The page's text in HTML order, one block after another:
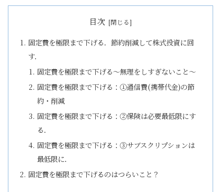
目次
固定費を極限まで下げる．節約削減して株式投資に回
す．
固定費を極限まで下げる～無理をしすぎないこと～
固定費を極限まで下げる：①通信費(携帯代金)の節
約・削減
固定費を極限まで下げる：②保険は必要最低限にす
る．
固定費を極限まで下げる：③サブスクリプションは
最低限に．
固定費を極限まで下げるのはつらいこと？